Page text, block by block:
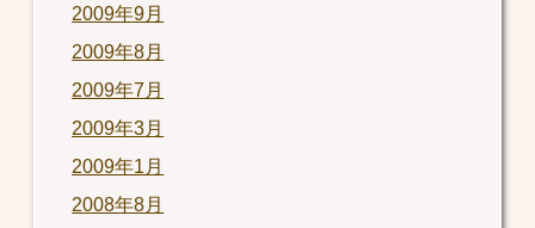
2009年9月
2009年8月
2009年7月
2009年3月
2009年1月
2008年8月